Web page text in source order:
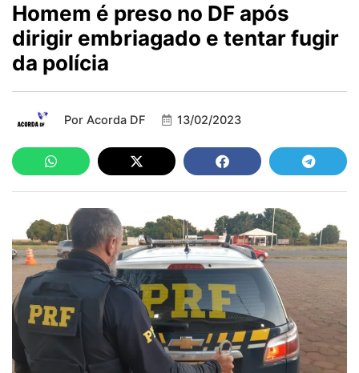
Homem é preso no DF após
dirigir embriagado e tentar fugir
da polícia
Por Acorda DF 13/02/2023